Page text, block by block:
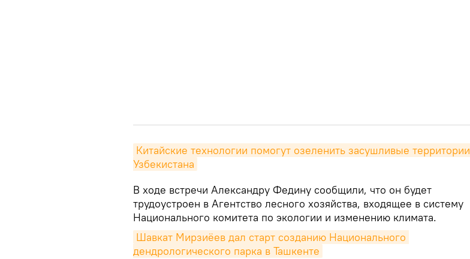
Китайские технологии помогут озеленить засушливые территории
Узбекистана
В ходе встречи Александру Федину сообщили, что он будет
трудоустроен в Агентство лесного хозяйства, входящее в систему
Национального комитета по экологии и изменению климата.
Шавкат Мирзиёев дал старт созданию Национального
дендрологического парка в Ташкенте